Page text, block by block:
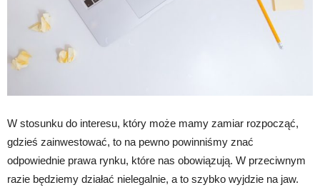
W stosunku do interesu, który może mamy zamiar rozpocząć,
gdzieś zainwestować, to na pewno powinniśmy znać
odpowiednie prawa rynku, które nas obowiązują. W przeciwnym
razie będziemy działać nielegalnie, a to szybko wyjdzie na jaw.